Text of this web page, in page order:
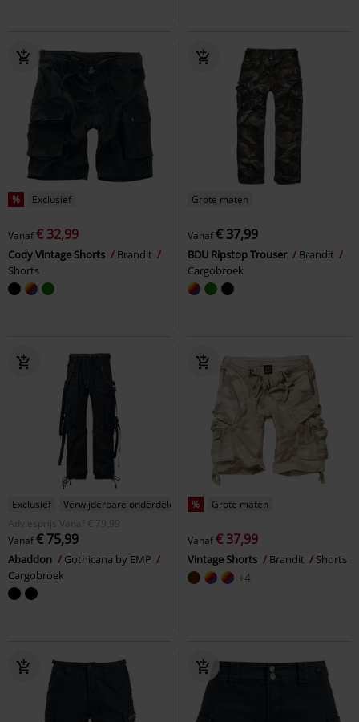
% Exclusief
Vanaf€ 32,99
Cody Vintage Shorts
Brandit
Shorts
Grote maten
Vanaf€ 37,99
BDU Ripstop Trouser
Brandit
Cargobroek
Exclusief
Verwijderbare onderdelen
Adviesprijs
Vanaf € 79,99
Vanaf€ 75,99
Abaddon
Gothicana by EMP
Cargobroek
% Grote maten
Vanaf€ 37,99
Vintage Shorts Brandit Shorts
+4